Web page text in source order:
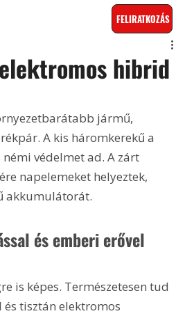
FELIRATKOZÁS
hibrid
jármű,
A kis háromkerekű a
védelmet ad. A zárt
napelemeket helyeztek,
akkumulátorát.
és emberi erővel
is képes. Természetesen tud
tisztán elektromos